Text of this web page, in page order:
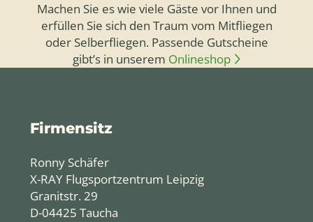
Machen Sie es wie viele Gäste vor Ihnen und
erfüllen Sie sich den Traum vom Mitfliegen
oder Selberfliegen. Passende Gutscheine
gibt’s in unserem Onlineshop
Firmensitz
Ronny Schäfer
X-RAY Flugsportzentrum Leipzig
Granitstr. 29
D-04425 Taucha